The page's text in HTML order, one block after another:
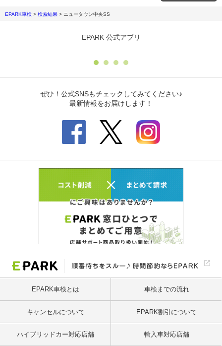
EPARK車検 > 検索結果 > ニュータウン中央SS
EPARK車検とは 車検までの流れ
キャンセルについて EPARK割引について
ハイブリッドカー対応店舗 輸入車対応店舗